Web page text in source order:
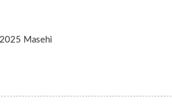
Beautiful & Elegant One page
2025 Masehi